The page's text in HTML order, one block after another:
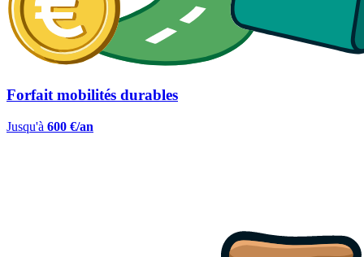
Forfait mobilités durables
Jusqu'à 600 €/an